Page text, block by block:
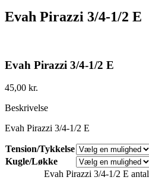
Evah Pirazzi 3/4-1/2 E
Evah Pirazzi 3/4-1/2 E
45,00 kr.
Beskrivelse
Evah Pirazzi 3/4-1/2 E
Tension/Tykkelse
Kugle/Løkke
Evah Pirazzi 3/4-1/2 E antal